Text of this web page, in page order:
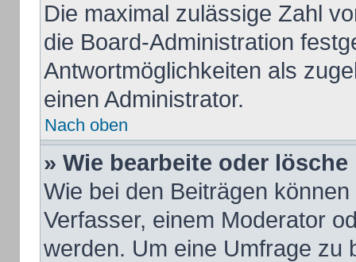
Die maximal zulässige Zahl
die Board-Administration
Antwortmöglichkeiten als
einen Administrator.
Nach oben
» Wie bearbeite oder
Wie bei den Beiträgen
Verfasser, einem Moderator
werden. Um eine Umfrage zu